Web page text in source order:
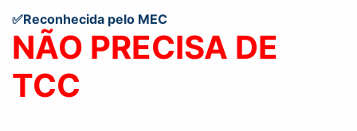
✅Reconhecida pelo MEC
NÃO PRECISA DE
TCC